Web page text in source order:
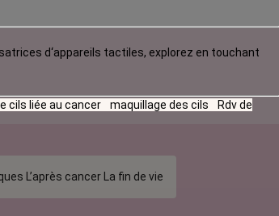
L’après cancer La fin de vie
d‘appareils tactiles, explorez en touchant
cils liée au cancer maquillage des cils
Rdv de